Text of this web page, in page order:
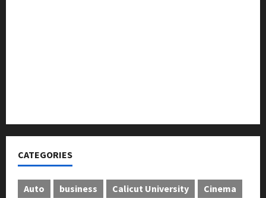
CATEGORIES
Auto business Calicut University
Cinema